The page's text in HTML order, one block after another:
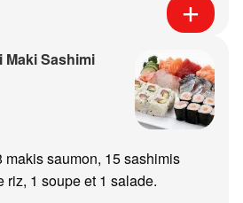
Maki Sashimi
saumon, 15 sashimis
riz, 1 soupe et 1 salade.